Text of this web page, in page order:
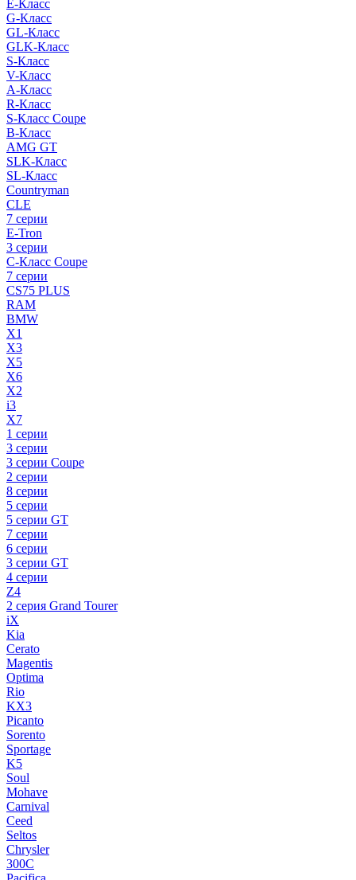
E-Класс
G-Класс
GL-Класс
GLK-Класс
S-Класс
V-Класс
A-Класс
R-Класс
S-Класс Сoupe
B-Класс
AMG GT
SLK-Класс
SL-Класс
Countryman
CLE
7 серии
E-Tron
3 серии
C-Класс Coupe
7 серии
CS75 PLUS
RAM
BMW
X1
X3
X5
X6
X2
i3
X7
1 серии
3 серии
3 серии Coupe
2 серии
8 серии
5 серии
5 серии GT
7 серии
6 серии
3 серии GT
4 серии
Z4
2 серия Grand Tourer
iX
Kia
Cerato
Magentis
Optima
Rio
KX3
Picanto
Sorento
Sportage
K5
Soul
Mohave
Carnival
Ceed
Seltos
Chrysler
300C